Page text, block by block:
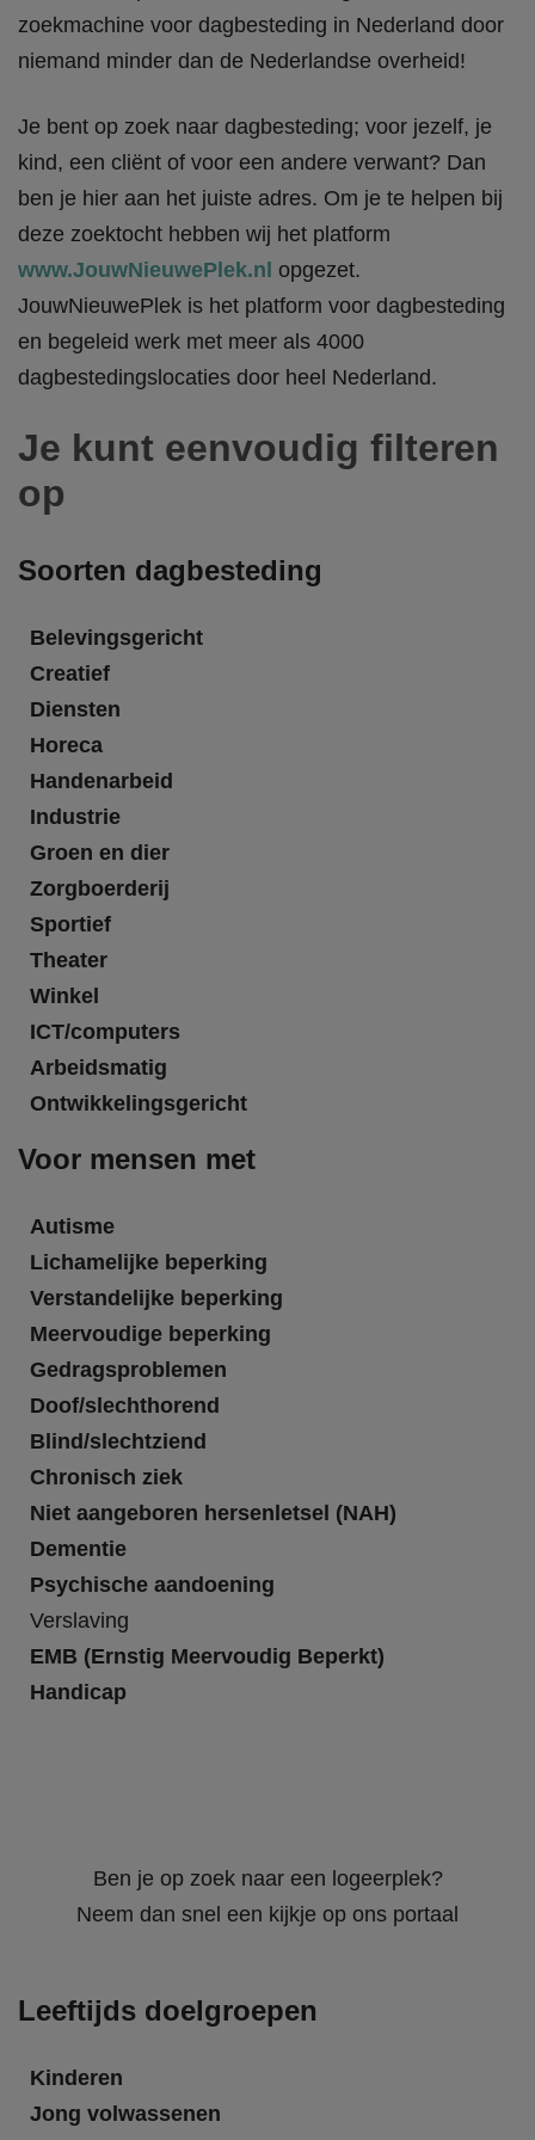
zoekmachine voor dagbesteding in Nederland door
niemand minder dan de Nederlandse overheid!
Je bent op zoek naar dagbesteding; voor jezelf, je
kind, een cliënt of voor een andere verwant? Dan
ben je hier aan het juiste adres. Om je te helpen bij
deze zoektocht hebben wij het platform
www.JouwNieuwePlek.nl opgezet.
JouwNieuwePlek is het platform voor dagbesteding
en begeleid werk met meer als 4000
dagbestedingslocaties door heel Nederland.
Je kunt eenvoudig filteren
op
Soorten dagbesteding
Belevingsgericht
Creatief
Diensten
Horeca
Handenarbeid
Industrie
Groen en dier
Zorgboerderij
Sportief
Theater
Winkel
ICT/computers
Arbeidsmatig
Ontwikkelingsgericht
Voor mensen met
Autisme
Lichamelijke beperking
Verstandelijke beperking
Meervoudige beperking
Gedragsproblemen
Doof/slechthorend
Blind/slechtziend
Chronisch ziek
Niet aangeboren hersenletsel (NAH)
Dementie
Psychische aandoening
Verslaving
EMB (Ernstig Meervoudig Beperkt)
Handicap
Ben je op zoek naar een logeerplek?
Neem dan snel een kijkje op ons portaal
Leeftijds doelgroepen
Kinderen
Jong volwassenen